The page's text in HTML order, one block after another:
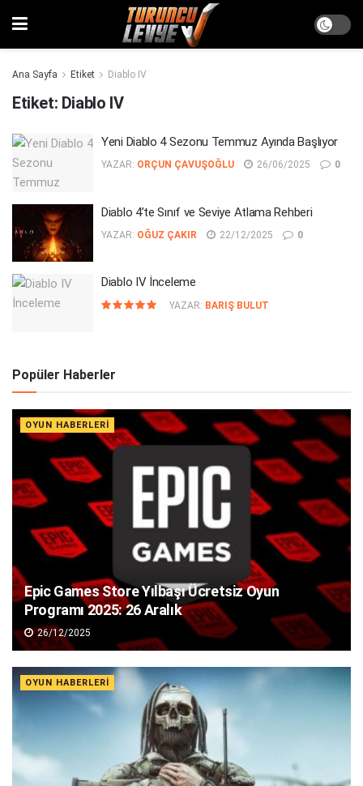
Ana Sayfa Etiket Diablo IV
Etiket: Diablo IV
Yeni Diablo 4 Sezonu Temmuz Ayında Başlıyor
YAZAR: ORÇUN ÇAVUŞOĞLU 26/06/2025 0
Diablo 4’te Sınıf ve Seviye Atlama Rehberi
YAZAR: OĞUZ ÇAKIR 22/12/2025 0
Diablo IV İnceleme
YAZAR: BARIŞ BULUT
Popüler Haberler
OYUN HABERLERI
Epic Games Store Yılbaşı Ücretsiz Oyun
Programı 2025: 26 Aralık
26/12/2025
OYUN HABERLERI